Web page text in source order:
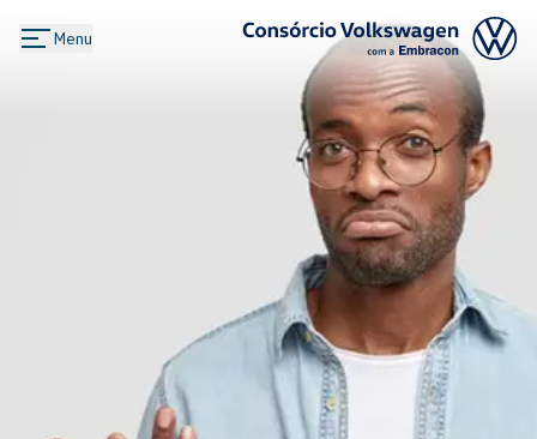
Menu
Logo Consórcio Volkswagen com